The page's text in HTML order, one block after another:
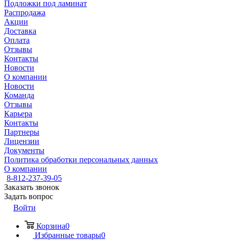
Подложки под ламинат
Распродажа
Акции
Доставка
Оплата
Отзывы
Контакты
Новости
О компании
Новости
Команда
Отзывы
Карьера
Контакты
Партнеры
Лицензии
Документы
Политика обработки персональных данных
О компании
8-812-237-39-05
Заказать звонок
Задать вопрос
Войти
Корзина0
Избранные товары0